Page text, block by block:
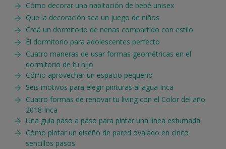
Cómo decorar una habitación de bebé unisex
Que la decoración sea un juego de niños
Creá un dormitorio de nenas compartido con estilo
El dormitorio para adolescentes perfecto
Cuatro maneras de usar formas geométricas en el
dormitorio de tu hijo
Cómo aprovechar un espacio pequeño
Seis motivos para elegir pinturas al agua Inca
Cuatro formas de renovar tu living con el Color del año
2018 Inca
Una guía paso a paso para pintar una línea esfumada
Cómo pintar un diseño de pared ovalado en cinco
sencillos pasos